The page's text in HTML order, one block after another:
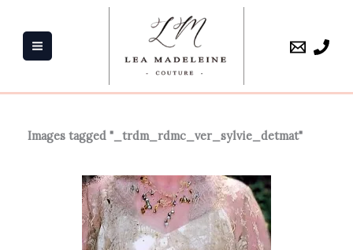
contenu
Images tagged "_trdm_rdmc_ver_sylvie_detmat"